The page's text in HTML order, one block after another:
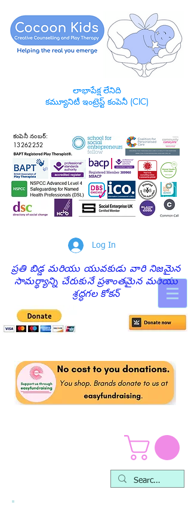
లాభాపేక్ష లేనిది
కమ్యూనిటీ ఇంట్రెస్ట్ కంపెనీ (CIC)
కంపెనీ నంబర్:
13262252
Log In
ప్రతి బిడ్డ మరియు యువకుడు వారి నిజమైన
సామర్థ్యాన్ని చేరుకునే ప్రశాంతమైన మరియు
శ్రద్ధగల కోకన్